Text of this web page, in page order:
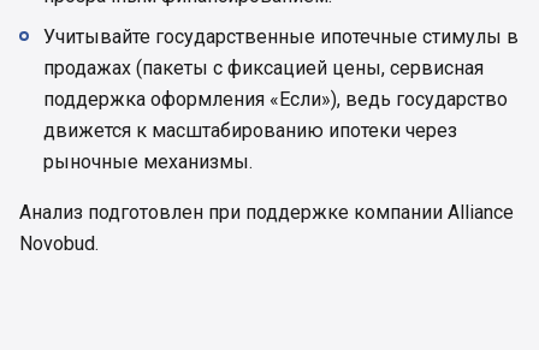
Учитывайте государственные ипотечные стимулы в
продажах (пакеты с фиксацией цены, сервисная
поддержка оформления «Если»), ведь государство
движется к масштабированию ипотеки через
рыночные механизмы.
Анализ подготовлен при поддержке компании Alliance
Novobud.